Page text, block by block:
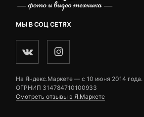
МЫ В СОЦ СЕТЯХ
На Яндекс.Маркете — c 10 июня 2014 года.
ОГРНИП 314784710100933
Смотреть отзывы в Я.Маркете